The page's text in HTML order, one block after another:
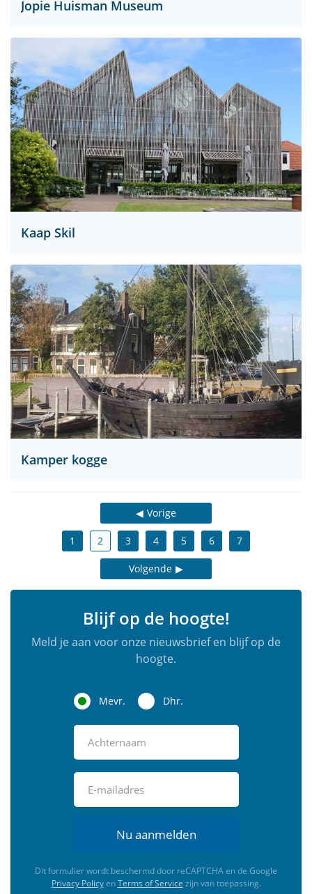
Jopie Huisman Museum
Kaap Skil
Kamper kogge
Vorige
1 2 3 4 5 6 7
Volgende
Blijf op de hoogte!
Meld je aan voor onze nieuwsbrief en blijf op de
hoogte.
Mevr. Dhr.
Nu aanmelden
Dit formulier wordt beschermd door reCAPTCHA en de Google
Privacy PolicyenTerms of Service zijn van toepassing.